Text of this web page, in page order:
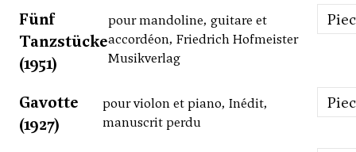
Fünf
Tanzstücke
(1951)
pour mandoline, guitare et
accordéon, Friedrich Hofmeister
Musikverlag
Gavotte
(1927)
pour violon et piano, Inédit,
manuscrit perdu